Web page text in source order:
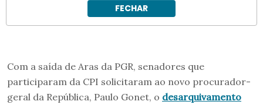
Com a saída de Aras da PGR, senadores que
participaram da CPI solicitaram ao novo procurador-
geral da República, Paulo Gonet, o desarquivamento
FECHAR